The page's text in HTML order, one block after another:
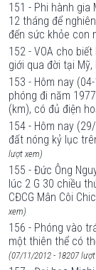
151 - Phi hành gia
12 tháng để
đến sức khỏe con
152 - VOA cho
giới qua đời tại
153 - Hôm nay
phóng đi năm
(km), có đủ điện
154 - Hôm nay
đất nóng kỷ lục
lượt xem)
155 - Đức Ông
lúc 2 G 30 chiều
CĐCG Mân Côi
xem)
156 - Phóng vào
một thiên thể có
(07/11/2012 - 18207